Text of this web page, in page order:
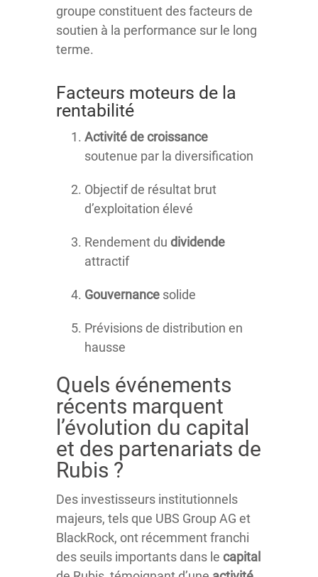
groupe constituent des facteurs de
soutien à la performance sur le long
terme.
Facteurs moteurs de la
rentabilité
Activité de croissance
soutenue par la diversification
Objectif de résultat brut
d’exploitation élevé
Rendement du dividende
attractif
Gouvernance solide
Prévisions de distribution en
hausse
Quels événements
récents marquent
l’évolution du capital
et des partenariats de
Rubis ?
Des investisseurs institutionnels
majeurs, tels que UBS Group AG et
BlackRock, ont récemment franchi
des seuils importants dans le capital